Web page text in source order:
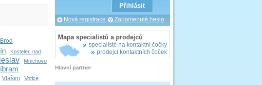
Kostelec nad
Mnichovo
Vlašim
Votice
Nová registrace Zapomenuté heslo
Mapa specialistů a prodejců
specialisté na kontaktní čočky
prodejci kontaktních čoček
Hlavní partner